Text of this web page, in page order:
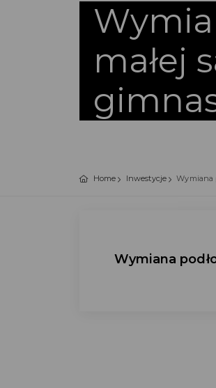
małej
Home Inwestycje Wymiana
Wymiana